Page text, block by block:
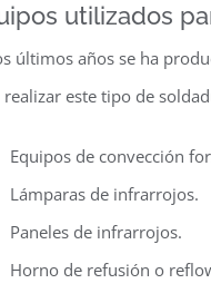
utilizados
últimos años se ha
realizar este tipo de
Equipos de convección
Lámparas de infrarrojos.
Paneles de infrarrojos.
Horno de refusión o